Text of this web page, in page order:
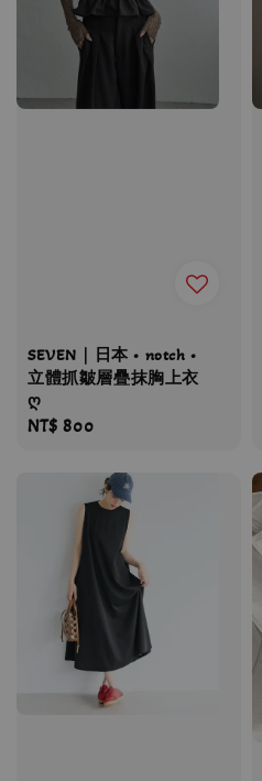
SEVEN｜日本 • notch •
立體抓皺層疊抹胸上衣
ღ
Regular
NT$ 800